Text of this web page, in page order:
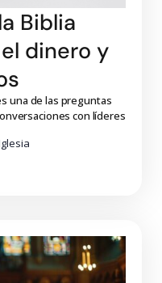
Biblia
dinero y
una de las preguntas
con líderes